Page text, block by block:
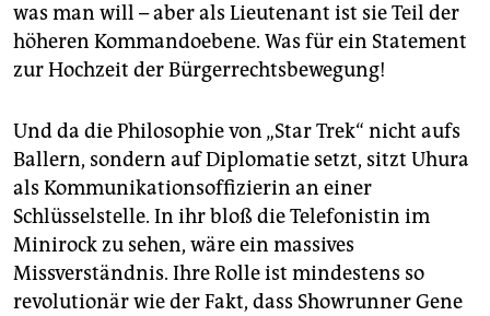
was man will – aber als Lieu­ten­ant ist sie Teil der
höheren Kommandoebene. Was für ein Statement
zur Hochzeit der Bürgerrechtsbewegung!
Und da die Philosophie von „Star Trek“ nicht aufs
Ballern, sondern auf Diplomatie setzt, sitzt Uhura
als Kommunikationsoffizierin an einer
Schlüsselstelle. In ihr bloß die Telefonistin im
Minirock zu sehen, wäre ein massives
Missverständnis. Ihre Rolle ist mindestens so
revolutionär wie der Fakt, dass Showrunner Gene